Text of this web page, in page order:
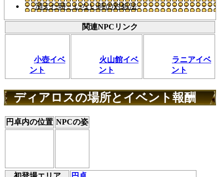
消えた時・いない時の対処法
関連NPCリンク
小壺イベ
ント
火山館イベ
ント
ラニアイベ
ント
ディアロスの場所とイベント報酬
円卓内の位置 NPCの姿